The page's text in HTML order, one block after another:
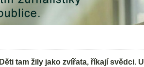
Děti tam žily jako zvířata, říkají svědci. U